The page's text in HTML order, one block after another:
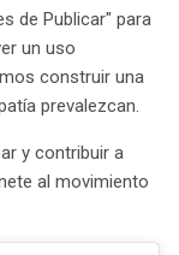
de Publicar" para
un uso
construir una
prevalezcan.
y contribuir a
al movimiento